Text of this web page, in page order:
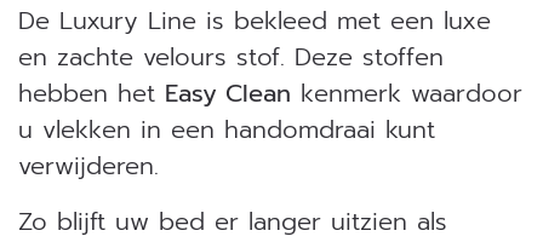
De Luxury Line is bekleed met een luxe
en zachte velours stof. Deze stoffen
hebben het Easy Clean kenmerk waardoor
u vlekken in een handomdraai kunt
verwijderen.
Zo blijft uw bed er langer uitzien als